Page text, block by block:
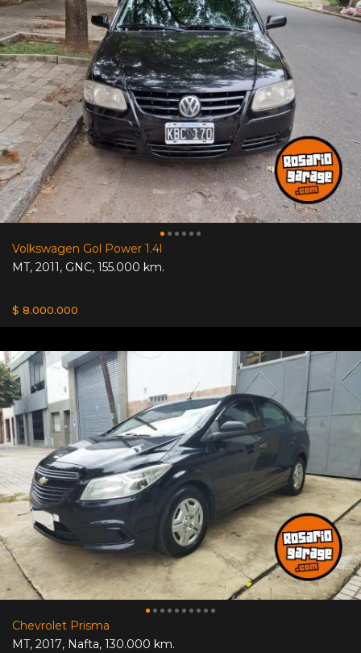
Volkswagen Gol Power 1.4l
MT, 2011, GNC, 155.000 km.
$ 8.000.000
Chevrolet Prisma
MT, 2017, Nafta, 130.000 km.